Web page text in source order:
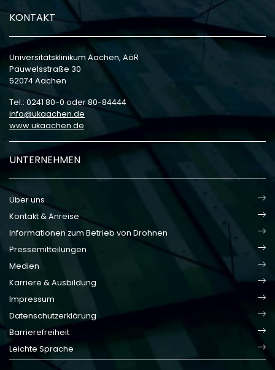
KONTAKT
Universitätsklinikum Aachen, AöR
Pauwelsstraße 30
52074 Aachen
Tel.: 0241 80-0 oder 80-84444
info
ukaachen de
www.ukaachen.de
UNTERNEHMEN
Über uns
Kontakt & Anreise
Informationen zum Betrieb von Drohnen
Pressemitteilungen
Medien
Karriere & Ausbildung
Impressum
Datenschutzerklärung
Barrierefreiheit
Leichte Sprache